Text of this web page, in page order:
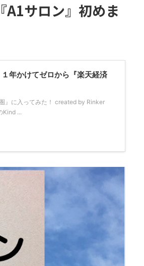
A1サロン』初めま
年かけてゼロから『楽天経済
』に入ってみた！ created by Rinker
Kind ...